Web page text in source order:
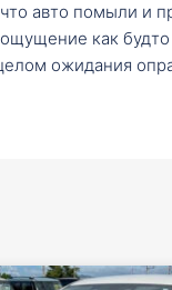
авто помыли и
как будто
ожидания